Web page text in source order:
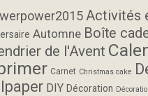
Activités
Automne Boîte
de l'Avent
Carnet Christmas cake
DIY Décoration